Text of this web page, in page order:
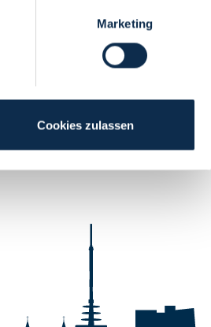
Marketing
Cookies zulassen